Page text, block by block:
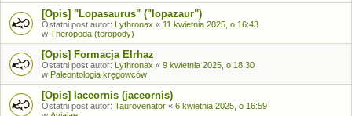
[Opis] "Lopasaurus" ("lopazaur")
Ostatni post autor: Lythronax « 11 kwietnia 2025, o 16:43
w Theropoda (teropody)
[Opis] Formacja Elrhaz
Ostatni post autor: Lythronax « 9 kwietnia 2025, o 18:30
w Paleontologia kręgowców
[Opis] Iaceornis (jaceornis)
Ostatni post autor: Taurovenator « 6 kwietnia 2025, o 16:59